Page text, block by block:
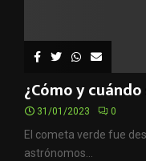
¿Cómo y
31/01/2023 0
El cometa verde fue
astrónomos...